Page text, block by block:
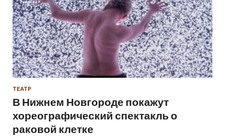
ТЕАТР
В Нижнем Новгороде покажут
хореографический спектакль о
раковой клетке